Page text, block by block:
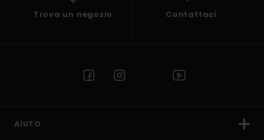
Trova un negozio Contattaci
AIUTO